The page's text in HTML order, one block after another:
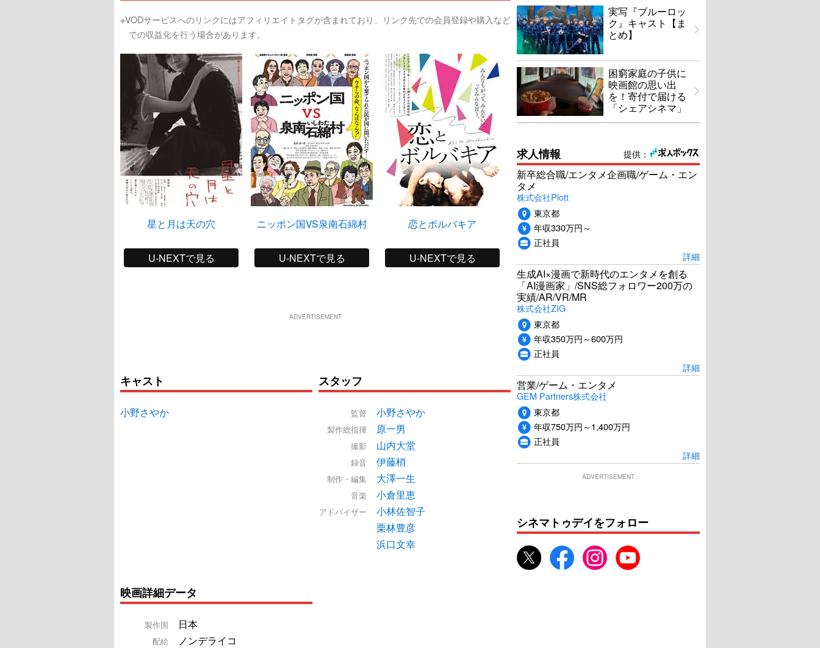
※VODサービスへのリンクにはアフィリエイトタグが含まれており、リンク先での会員登録や購入など
での収益化を行う場合があります。
星と月は天の穴
U-NEXTで見る
ニッポン国VS泉南石綿村
U-NEXTで見る
恋とボルバキア
U-NEXTで見る
シン・ゴジラ
U-NEXTで見る
ADVERTISEMENT
キャスト
小野さやか
スタッフ
監督 小野さやか
製作総指揮 原一男
撮影 山内大堂
録音 伊藤梢
制作・編集 大澤一生
音楽 小倉里恵
アドバイザー
小林佐智子
栗林豊彦
浜口文幸
映画詳細データ
製作国 日本
配給 ノンデライコ
実写『ブルーロッ
ク』キャスト【ま
とめ】
困窮家庭の子供に
映画館の思い出
を！寄付で届ける
「シェアシネマ」
提供：
求人情報
新卒総合職/エンタメ企画職/ゲーム・エン
タメ
株式会社Plott
東京都
年収330万円～
正社員
詳細
生成AI×漫画で新時代のエンタメを創る
「AI漫画家」/SNS総フォロワー200万の
実績/AR/VR/MR
株式会社ZIG
東京都
年収350万円～600万円
正社員
詳細
営業/ゲーム・エンタメ
GEM Partners株式会社
東京都
年収750万円～1,400万円
正社員
詳細
ADVERTISEMENT
シネマトゥデイをフォロー